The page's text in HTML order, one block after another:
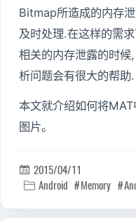
Bitmap所造成的内存
及时处理.在这样的需
相关的内存泄露的时
析问题会有很大的帮助.
本文就介绍如何将
图片。
 2015/04/11
 Android Memory